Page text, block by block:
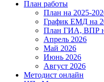
План работы
План на 2025-
График ЕМД на
План ГИА, ВПР
Апрель 2026
Май 2026
Июнь 2026
Август 2026
Методист онлайн